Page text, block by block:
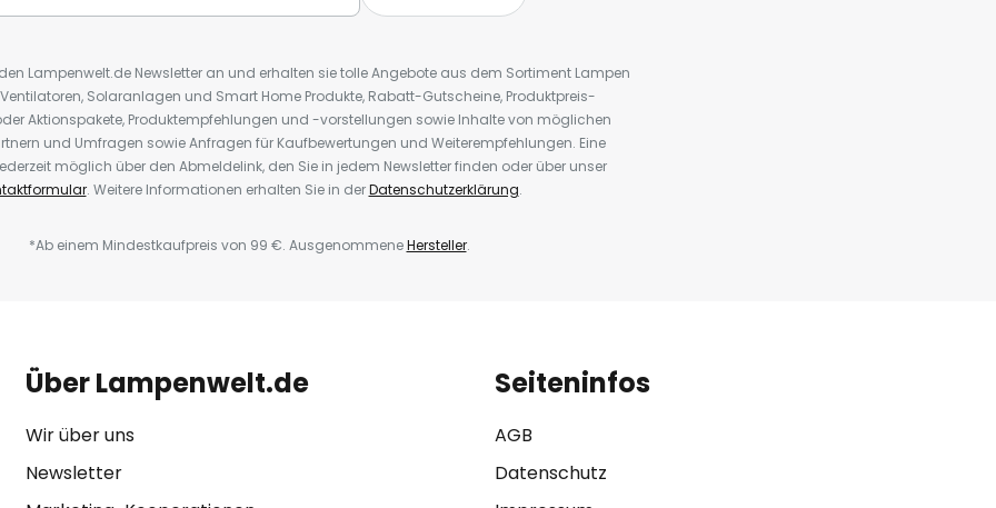
Lampenwelt.de Newsletter an und erhalten sie tolle Angebote aus dem Sortiment Lampen
Solaranlagen und Smart Home Produkte, Rabatt-Gutscheine, Produktpreis-
Aktionspakete, Produktempfehlungen und -vorstellungen sowie Inhalte von möglichen
und Umfragen sowie Anfragen für Kaufbewertungen und Weiterempfehlungen. Eine
möglich über den Abmeldelink, den Sie in jedem Newsletter finden oder über unser
. Weitere Informationen erhalten Sie in derDatenschutzerklärung.
*Ab einem Mindestkaufpreis von 99 €. AusgenommeneHersteller.
Über Lampenwelt.de
Wir über uns
Newsletter
Seiteninfos
AGB
Datenschutz